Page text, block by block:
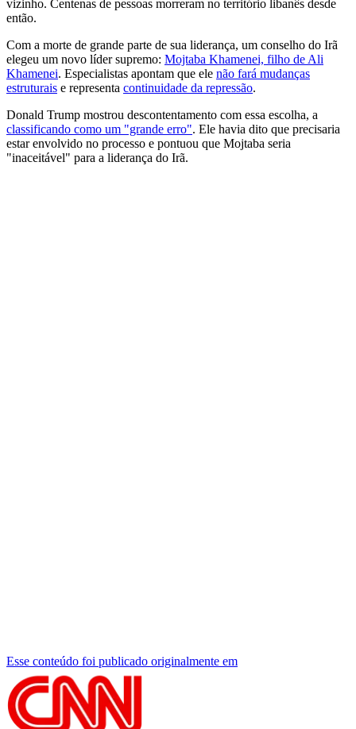
vizinho. Centenas de pessoas morreram no território libanês desde
então.
Com a morte de grande parte de sua liderança, um conselho do Irã
elegeu um novo líder supremo: Mojtaba Khamenei, filho de Ali
Khamenei. Especialistas apontam que ele não fará mudanças
estruturais e representa continuidade da repressão.
Donald Trump mostrou descontentamento com essa escolha, a
classificando como um "grande erro". Ele havia dito que precisaria
estar envolvido no processo e pontuou que Mojtaba seria
"inaceitável" para a liderança do Irã.
Esse conteúdo foi publicado originalmente em